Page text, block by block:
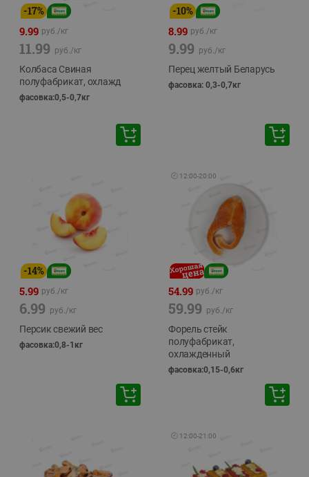
-17%
9.99 руб./кг
11.99 руб./кг
Колбаса Свиная
полуфабрикат, охлажд
фасовка:0,5-0,7кг
-10%
8.99 руб./кг
9.99 руб./кг
Перец желтый Беларусь
фасовка: 0,3-0,7кг
-14%
5.99 руб./кг
6.99 руб./кг
Персик свежий вес
фасовка:0,8-1кг
🕘 12:00-20:00
54.99 руб./кг
59.99 руб./кг
Форель стейк
полуфабрикат,
охлажденный
фасовка:0,15-0,6кг
🕘 12:00-21:00